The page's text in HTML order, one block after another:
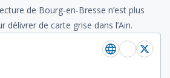
de Bourg-en-Bresse n’est plus
délivrer de carte grise dans l’Ain.